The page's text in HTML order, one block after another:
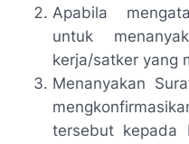
Apabila
untuk
kerja/satker yang
Menanyakan
tersebut kepada